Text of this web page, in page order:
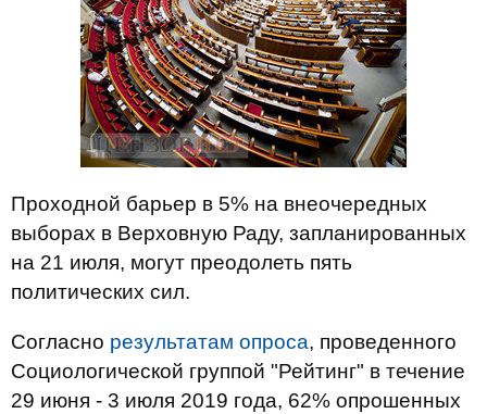
Проходной барьер в 5% на внеочередных
выборах в Верховную Раду, запланированных
на 21 июля, могут преодолеть пять
политических сил.
Согласно результатам опроса, проведенного
Социологической группой "Рейтинг" в течение
29 июня - 3 июля 2019 года, 62% опрошенных